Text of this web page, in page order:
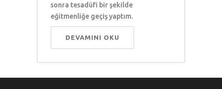
sonra tesadüfi bir şekilde
eğitmenliğe geçiş yaptım.
DEVAMINI OKU